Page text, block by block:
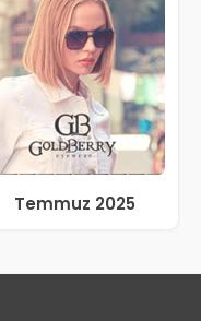
Temmuz 2025